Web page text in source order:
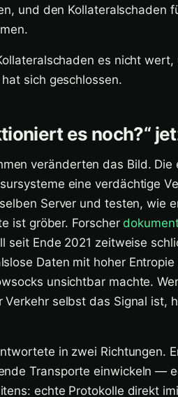
und den Kollateralschaden
es nicht
sich geschlossen.
es noch?“
veränderten das Bild.
eine verdächtige
Server und testen, wie
ist gröber. Forscher
seit Ende 2021 zeitweise
Daten mit hoher
unsichtbar machte.
selbst das Signal ist,
in zwei Richtungen.
Transporte einwickeln —
echte Protokolle direkt